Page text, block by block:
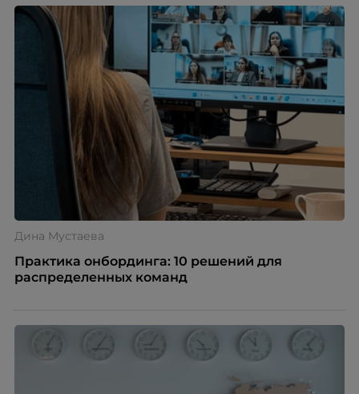
Дина Мустаева
Практика онбординга: 10 решений для
распределенных команд